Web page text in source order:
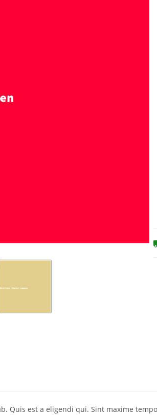
Quis est a eligendi qui. Sint maxime